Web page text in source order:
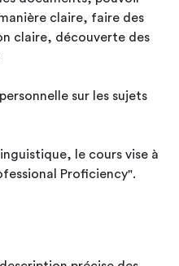
claire, faire des
claire, découverte des
sur les sujets
le cours vise à
Proficiency".